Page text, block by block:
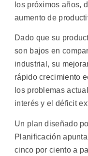
los próximos años,
aumento de
Dado que su
son bajos en
industrial, su
rápido crecimiento
los problemas
interés y el déficit
Un plan diseñado
Planificación
cinco por ciento a